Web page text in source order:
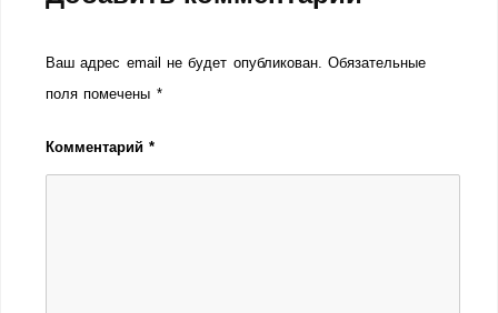
Ваш адрес email не будет опубликован. Обязательные
поля помечены *
Комментарий*